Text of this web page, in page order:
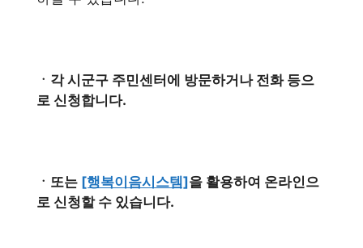
ㆍ각 시군구 주민센터에 방문하거나 전화 등으
로 신청합니다.
ㆍ또는 [행복이음시스템]을 활용하여 온라인으
로 신청할 수 있습니다.